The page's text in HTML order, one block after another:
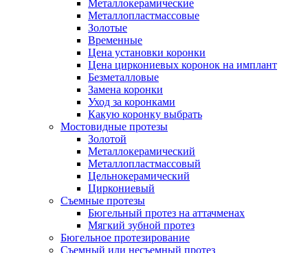
Металлокерамические
Металлопластмассовые
Золотые
Временные
Цена установки коронки
Цена циркониевых коронок на имплант
Безметалловые
Замена коронки
Уход за коронками
Какую коронку выбрать
Мостовидные протезы
Золотой
Металлокерамический
Металлопластмассовый
Цельнокерамический
Циркониевый
Съемные протезы
Бюгельный протез на аттачменах
Мягкий зубной протез
Бюгельное протезирование
Съемный или несъемный протез